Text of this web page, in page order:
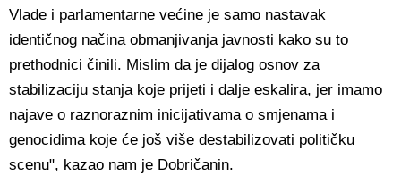
Vlade i parlamentarne većine je samo nastavak
identičnog načina obmanjivanja javnosti kako su to
prethodnici činili. Mislim da je dijalog osnov za
stabilizaciju stanja koje prijeti i dalje eskalira, jer imamo
najave o raznoraznim inicijativama o smjenama i
genocidima koje će još više destabilizovati političku
scenu", kazao nam je Dobričanin.